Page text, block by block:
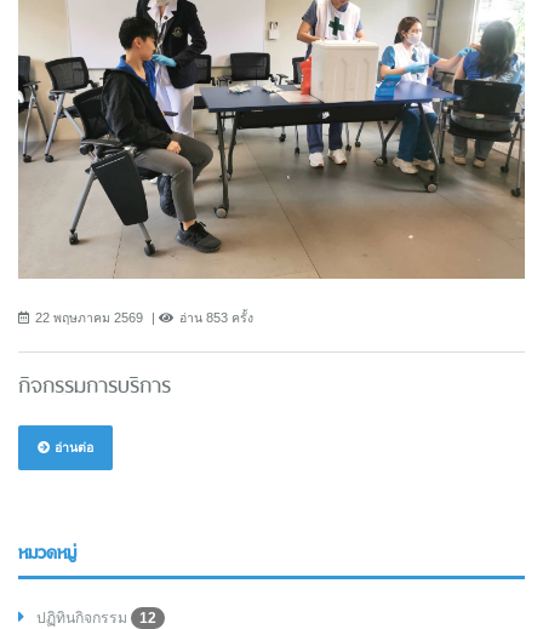
22 พฤษภาคม 2569 อ่าน 853 ครั้ง
กิจกรรมการบริการ
อ่านต่อ
หมวดหมู่
ปฏิทินกิจกรรม 12